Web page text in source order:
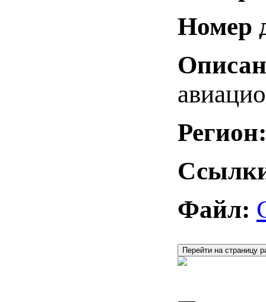
Номер
Регион:
Файл:
Перейти на страницу